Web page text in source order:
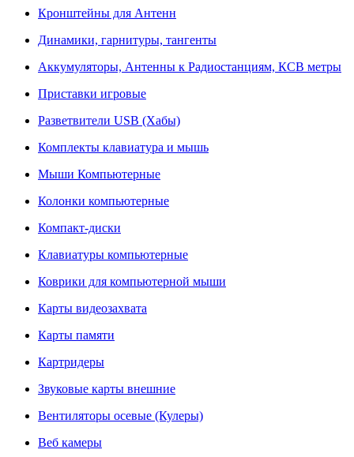
Кронштейны для Антенн
Динамики, гарнитуры, тангенты
Аккумуляторы, Антенны к Радиостанциям, КСВ метры
Приставки игровые
Разветвители USB (Хабы)
Комплекты клавиатура и мышь
Мыши Компьютерные
Колонки компьютерные
Компакт-диски
Клавиатуры компьютерные
Коврики для компьютерной мыши
Карты видеозахвата
Карты памяти
Картридеры
Звуковые карты внешние
Вентиляторы осевые (Кулеры)
Веб камеры